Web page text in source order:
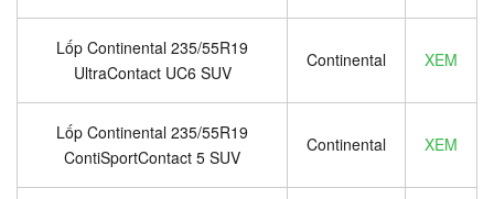
Lốp Continental 235/55R19
UltraContact UC6 SUV
Continental XEM
Lốp Continental 235/55R19
ContiSportContact 5 SUV
Continental XEM